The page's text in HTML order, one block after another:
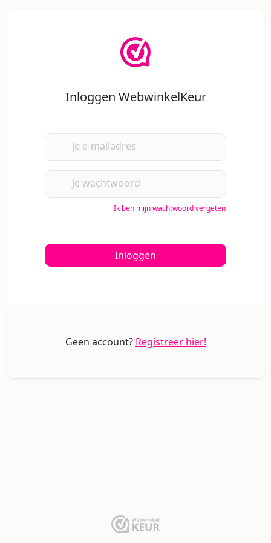
Inloggen WebwinkelKeur
je e-mailadres
je wachtwoord
Ik ben mijn wachtwoord vergeten
Inloggen
Geen account? Registreer hier!